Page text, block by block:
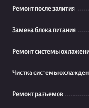
Ремонт после залития
Замена блока питания
Ремонт системы
Чистка системы
Ремонт разъемов